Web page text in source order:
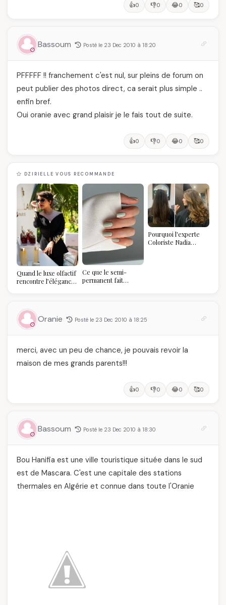
👍0 👎0 😂0 🥰0
Bassoum Posté le 23 Dec 2010 à 18:20
PFFFFF !! franchement c'est nul, sur pleins de forum on
peut publier des photos direct, ca serait plus simple ..
enfin bref.
Oui oranie avec grand plaisir je le fais tout de suite.
👍0 👎0 😂0 🥰0
DZIRIELLE VOUS RECOMMANDE
Quand le luxe olfactif
rencontre l’élégance
temps
Ce que le semi-
permanent fait
Pourquoi l'experte
Coloriste Nadia
Oranie Posté le 23 Dec 2010 à 18:25
merci, avec un peu de chance, je pouvais revoir la
maison de mes grands parents!!!
👍0 👎0 😂0 🥰0
Bassoum Posté le 23 Dec 2010 à 18:30
Bou Hanifia est une ville touristique située dans le sud
est de Mascara. C'est une capitale des stations
thermales en Algérie et connue dans toute l'Oranie